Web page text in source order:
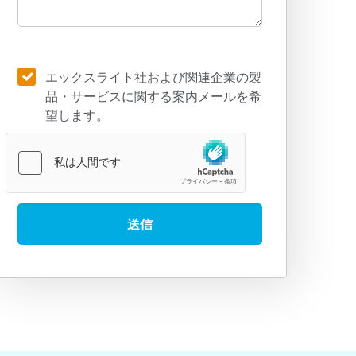
エックスライト社および関連企業の製
品・サービスに関する案内メールを希
望します。